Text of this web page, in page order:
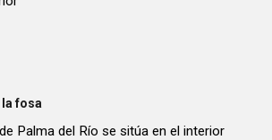
fosa
Palma del Río se sitúa en el interior